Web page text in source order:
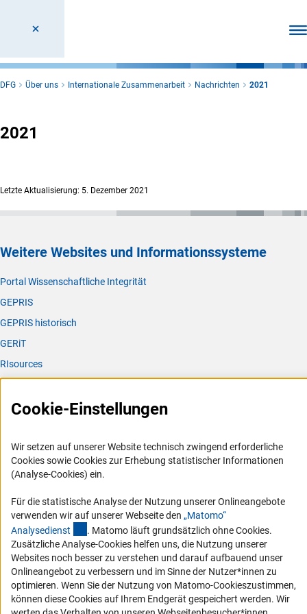
DFG Über uns Internationale Zusammenarbeit Nachrichten 2021
2021
Letzte Aktualisierung: 5. Dezember 2021
Weitere Websites und Informationssysteme
Portal Wissenschaftliche Integrität
GEPRIS
GEPRIS historisch
GERiT
RIsources
Presse
Karriere
Logo und Corporate Design
RSS-Feeds
Compliance
Vergabeverfahren
Barrierefreiheit
Service und Informationen für Menschen mit Behinderungen
Cookie-Einstellungen
Wir setzen auf unserer Website technisch zwingend erforderliche
Cookies sowie Cookies zur Erhebung statistischer Informationen
(Analyse-Cookies) ein.
Für die statistische Analyse der Nutzung unserer Onlineangebote
verwenden wir auf unserer Webseite den „Matomo“
Analysedienst (externer Link)
. Matomo läuft grundsätzlich ohne Cookies.
Zusätzliche Analyse-Cookies helfen uns, die Nutzung unserer
Websites noch besser zu verstehen und darauf aufbauend unser
Onlineangebot zu verbessern und im Sinne der Nutzer*innen zu
optimieren. Wenn Sie der Nutzung von Matomo-Cookieszustimmen,
können diese Cookies auf Ihrem Endgerät gespeichert werden. Wir